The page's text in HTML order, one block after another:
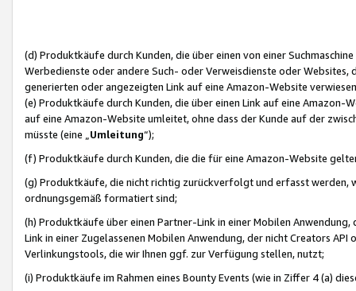
(d) Produktkäufe durch Kunden, die über einen von einer
Werbedienste oder andere Such- oder Verweisdienste oder Websites,
generierten oder angezeigten Link auf eine Amazon-Website
(e) Produktkäufe durch Kunden, die über einen Link auf eine
auf eine Amazon-Website umleitet, ohne dass der Kunde auf der
müsste (eine „ Umleitung“);
(f) Produktkäufe durch Kunden, die die für eine Amazon-Website
(g) Produktkäufe, die nicht richtig zurückverfolgt und erfasst werden,
ordnungsgemäß formatiert sind;
(h) Produktkäufe über einen Partner-Link in einer Mobilen
Link in einer Zugelassenen Mobilen Anwendung, der nicht Creators
Verlinkungstools, die wir Ihnen ggf. zur Verfügung stellen, nutzt;
(i) Produktkäufe im Rahmen eines Bounty Events (wie in Ziffer 4 (a)